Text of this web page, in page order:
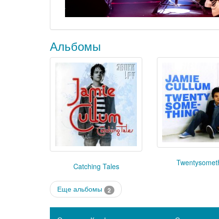
Альбомы
Catching Tales
Еще альбомы 2